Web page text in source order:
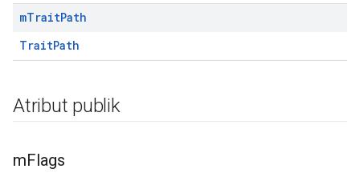
mTraitPath
TraitPath
Atribut publik
mFlags